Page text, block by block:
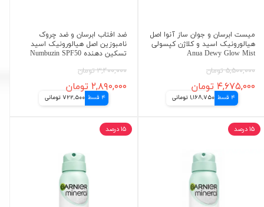
میست ابرسان و جوان ساز آنوا اصل
هیالورونیک اسید و کلاژن کپسولی
Anua Dewy Glow Mist
۵,۵۰۰,۰۰۰ تومان
۴,۶۷۵,۰۰۰ تومان
4 قسط 1,168,750 تومانی
ضد افتاب ابرسان و ضد چروک
نامبوزین اصل هیالورونیک اسید
تسکین دهنده Numbuzin SPF50
۳,۴۰۰,۰۰۰ تومان
۲,۸۹۰,۰۰۰ تومان
4 قسط 722,500 تومانی
۱۵ درصد ۱۵ درصد